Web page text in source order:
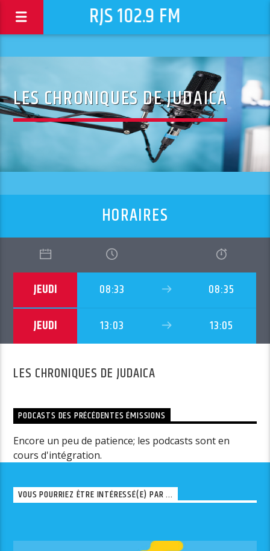
RJS 102.9 FM
LES CHRONIQUES DE JUDAICA
HORAIRES
JEUDI 08:33 08:35
JEUDI 13:03 13:05
LES CHRONIQUES DE JUDAICA
PODCASTS DES PRÉCÉDENTES ÉMISSIONS
Encore un peu de patience; les podcasts sont en
cours d'intégration.
VOUS POURRIEZ ÊTRE INTÉRESSÉ(E) PAR ...